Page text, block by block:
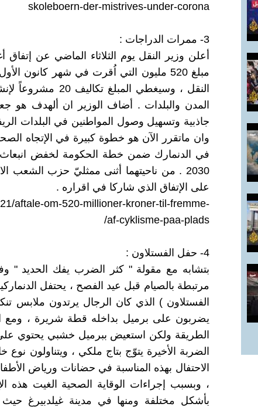
skoleboern-der-mistrives-under-corona
3- ممرات الدراجات :
أعلن وزير النقل يوم الثلاثاء الماضي عن إتفاق
مبلغ 520 مليون التي اُقرت في شهر كانون
النقل ، وسيغطي
المدن والبلدات . أضاف الوزير ان ألهدف هو
جاذبية وتسهيل وصول المواطنين في البلدات
وان ماتقرر الآن هو خطوة كبيرة في الإتجاه
2030 . من ناحيتهما أثنى ممثليّ حزب الشعب
على الإتفاق الذي شاركا في اقراره .
aftale-om-520-millioner-kroner-til-fremme-
af-cyklisme-paa-plads
/
4- حفل الفستلاون :
بتشابه مع مقولة " كثر الضرب يفك الحديد "
مرتبطة بالصيام قبل عيد الفصح ، يحتفل
الفستلاون ) الذي كان الرجال يرتدون ملابس
يضربون على برميل بداخله قطة شريرة ، ومع
الطريقة ولكن استعيض ببرميل خشبي يحتوي
الضربة الأخيرة يتوّج بتاج ملكي ، ويتناولون
الاحتفال بهذه المناسبة في حضانات ورياض
، وبسبب إجراءات الوقاية الصحية الغيت هذه
بأشكل مختلفة ومنها في مدينة غيلدبيرغ حيث